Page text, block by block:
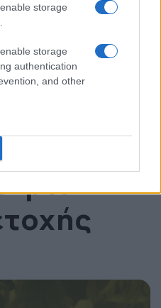
storage
storage
authentication
and other
Conference